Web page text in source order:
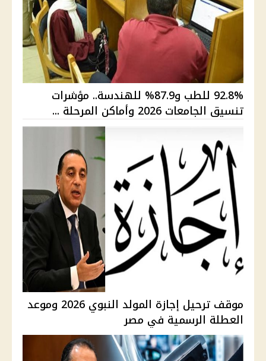
92.8% للطب و87.9% للهندسة.. مؤشرات
تنسيق الجامعات 2026 وأماكن المرحلة ...
موقف ترحيل إجازة المولد النبوي 2026 وموعد
العطلة الرسمية في مصر